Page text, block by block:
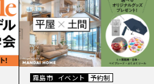
霧島市 イベント 予約制